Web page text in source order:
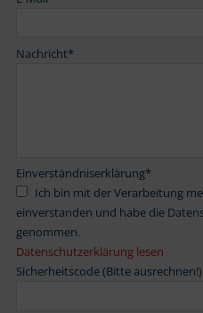
Nachricht*
Einverständniserklärung*
einverstanden und habe die
genommen.
Datenschutzerklärung lesen
Sicherheitscode (Bitte ausrechnen!)